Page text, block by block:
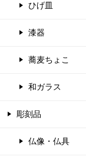
ひげ皿
漆器
蕎麦ちょこ
和ガラス
彫刻品
仏像・仏具